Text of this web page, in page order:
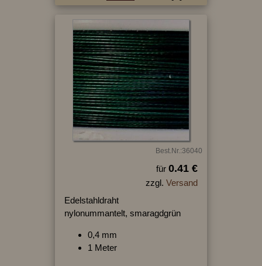
Best.Nr.:36040
für 0.41 €
zzgl. Versand
Edelstahldraht
nylonummantelt, smaragdgrün
0,4 mm
1 Meter